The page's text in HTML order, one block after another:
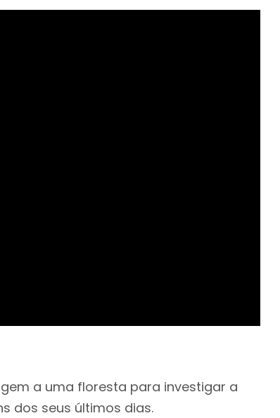
a uma floresta para investigar a
dos seus últimos dias.